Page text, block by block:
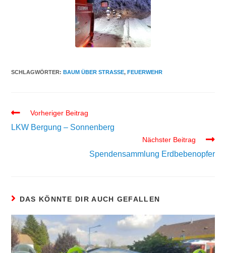
SCHLAGWÖRTER:BAUM ÜBER STRASSE , FEUERWEHR
Vorheriger Beitrag
LKW Bergung – Sonnenberg
Nächster Beitrag
Spendensammlung Erdbebenopfer
DAS KÖNNTE DIR AUCH GEFALLEN